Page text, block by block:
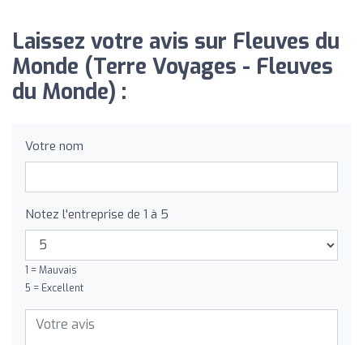
Laissez votre avis sur Fleuves du
Monde (Terre Voyages - Fleuves
du Monde) :
Votre nom
Notez l'entreprise de 1 à 5
1 = Mauvais
5 = Excellent